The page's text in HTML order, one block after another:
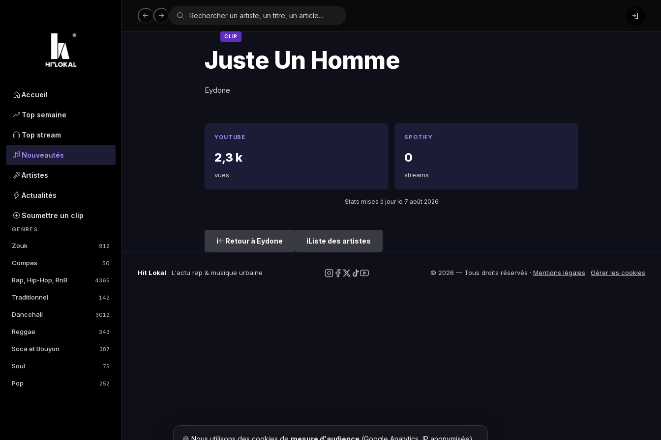
Accueil
Top semaine
Top stream
Nouveautés
Artistes
Actualités
Soumettre un clip
GENRES
Zouk 912
Compas 50
Rap, Hip-Hop, RnB 4365
Traditionnel 142
Dancehall 3012
Reggae 343
Soca et Bouyon 387
Soul 75
Pop 252
CLIP
Juste Un Homme
Eydone
YOUTUBE
2,3 k
vues
SPOTIFY
0
streams
Stats mises à jour le 7 août 2026
Retour à Eydone Liste des artistes
Hit Lokal · L'actu rap & musique urbaine © 2026 — Tous droits réservés · Mentions légales · Gérer les cookies